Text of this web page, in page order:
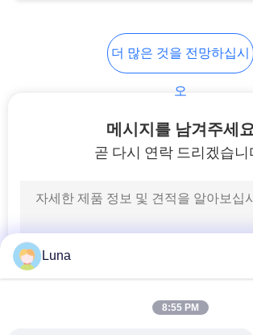
직물 시험기
케이블 시험기
더 많은 것을 전망하십시
오
메시지를 남겨주세
곧 다시 연락 드리겠습니
Luna
8:55 PM